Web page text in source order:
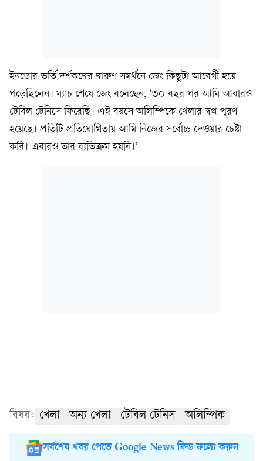
ইনডোর ভর্তি দর্শকদের দারুণ সমর্থনে জেং কিছুটা আবেগী হয়ে
পড়েছিলেন। ম্যাচ শেষে জেং বলেছেন, ‘৩০ বছর পর আমি আবারও
টেবিল টেনিসে ফিরেছি। এই বয়সে অলিম্পিকে খেলার স্বপ্ন পূরণ
হয়েছে। প্রতিটি প্রতিযোগিতায় আমি নিজের সর্বোচ্চ দেওয়ার চেষ্টা
করি। এবারও তার ব্যতিক্রম হয়নি।’
বিষয়: খেলা অন্য খেলা টেবিল টেনিস অলিম্পিক
সর্বশেষ খবর পেতে Google News ফিড ফলো করুন